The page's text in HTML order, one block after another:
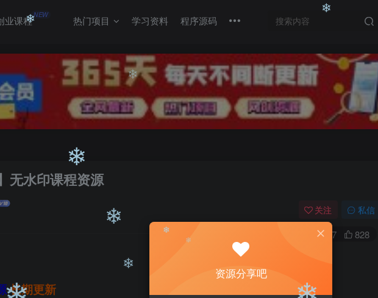
业课程NEW 热门项目 学习资料 程序源码
无水印课程资源
关注 私信
6587 828
长期更新
资源分享吧
❄
❄
❄
❄